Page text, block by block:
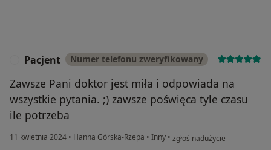
Pacjent Numer telefonu zweryfikowany
Zawsze Pani doktor jest miła i odpowiada na
wszystkie pytania. ;) zawsze poświęca tyle czasu
ile potrzeba
11 kwietnia 2024 • Hanna Górska-Rzepa • Inny • w opinii użytkownika Pacjent
zgłoś nadużycie